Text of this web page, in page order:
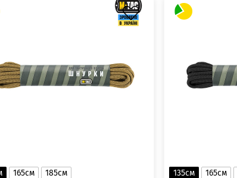
165см 185см 135см 165см